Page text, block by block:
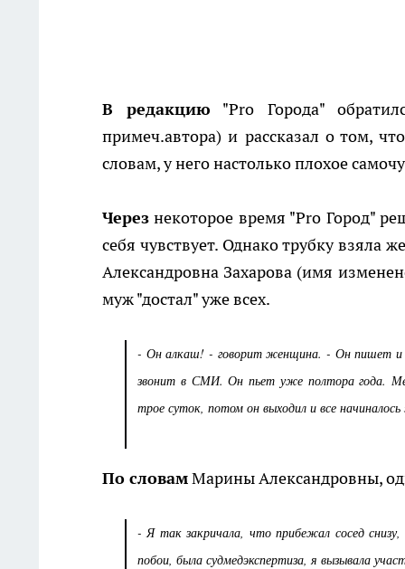
В редакцию "Pro Города"
примеч.автора) и рассказал о том,
словам, у него настолько плохое
Через некоторое время "Pro Город"
себя чувствует. Однако трубку
Александровна Захарова (имя
муж "достал" уже всех.
- Он алкаш! - говорит женщина. - Он пишет и
звонит в СМИ. Он пьет уже полтора года.
трое суток, потом он выходил и все начиналось
По словамМарины Александровны,
- Я так закричала, что прибежал сосед
побои, была судмедэкспертиза, я вызывала